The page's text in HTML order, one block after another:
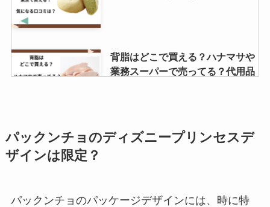
背脂はどこで買える？ハナマサや
業務スーパーで売ってる？代用品
飴もなかはどこで売ってる？高島
パックンチョのディズニープリンセスデ
ザインは限定？
パックンチョのパッケージデザインには、時に特